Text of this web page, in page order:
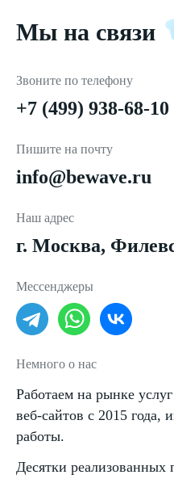
Мы на связи
Звоните по телефону
+7 (499) 938-68-10
Пишите на почту
info@bewave.ru
Наш адрес
г. Москва,
Мессенджеры
Немного о нас
Работаем на рынке
веб-сайтов с 2015
работы.
Десятки реализованных